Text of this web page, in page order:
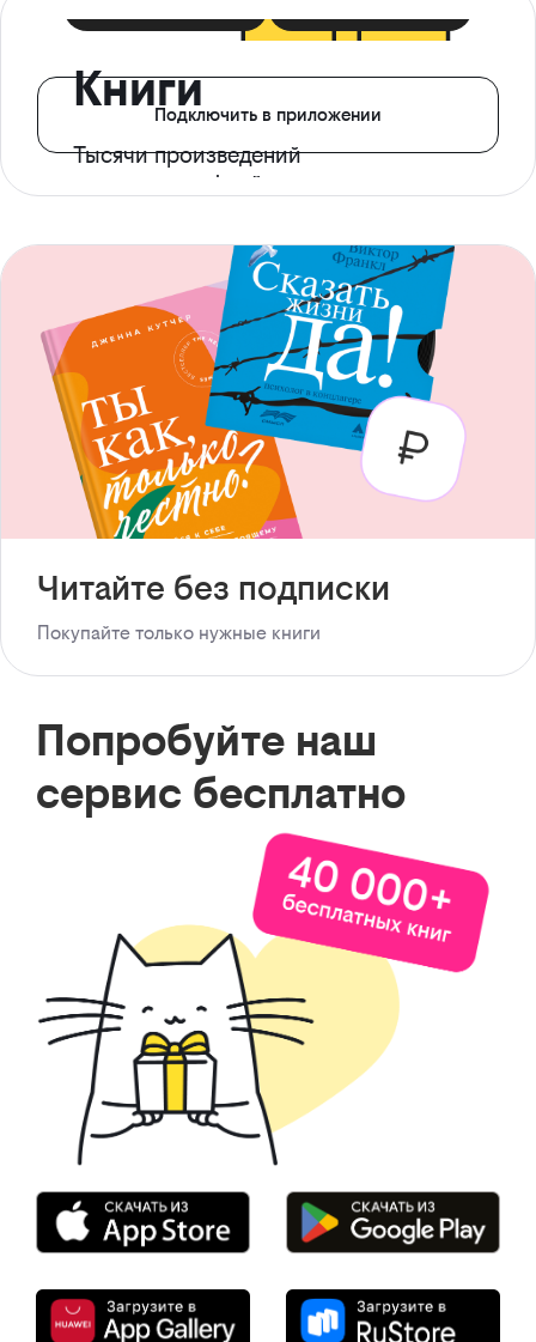
Книги
Тысячи произведений
с доступом офлайн
Подключить в приложении
Читайте без подписки
Покупайте только нужные книги
Попробуйте наш
сервис бесплатно